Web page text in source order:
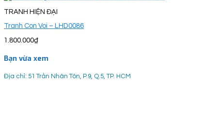
TRANH HIỆN ĐẠI
Tranh Con Voi – LHD0086
1.800.000₫
Bạn vừa xem
Địa chỉ: 51 Trần Nhân Tôn, P.9, Q.5, TP. HCM